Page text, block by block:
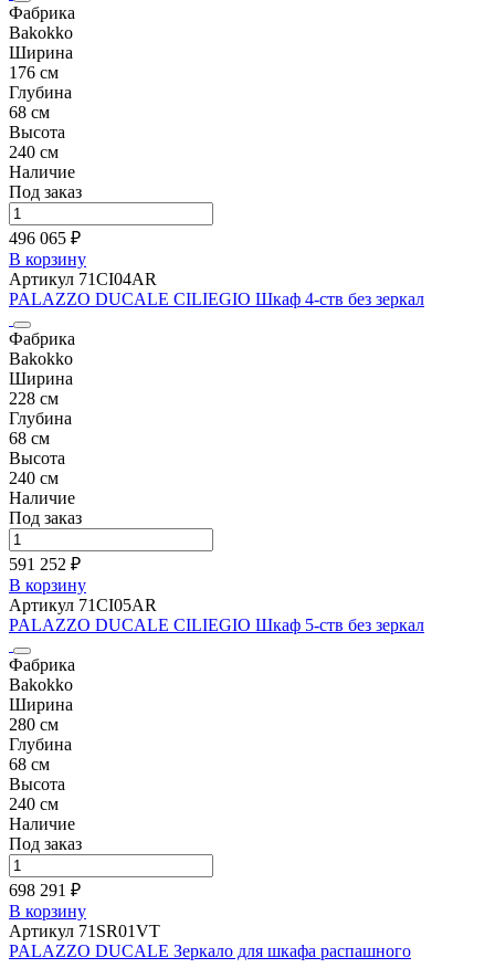
Фабрика
Bakokko
Ширина
176 см
Глубина
68 см
Высота
240 см
Наличие
Под заказ
496 065 ₽
В корзину
Артикул 71CI04AR
PALAZZO DUCALE CILIEGIO Шкаф 4-ств без зеркал
Фабрика
Bakokko
Ширина
228 см
Глубина
68 см
Высота
240 см
Наличие
Под заказ
591 252 ₽
В корзину
Артикул 71CI05AR
PALAZZO DUCALE CILIEGIO Шкаф 5-ств без зеркал
Фабрика
Bakokko
Ширина
280 см
Глубина
68 см
Высота
240 см
Наличие
Под заказ
698 291 ₽
В корзину
Артикул 71SR01VT
PALAZZO DUCALE Зеркало для шкафа распашного